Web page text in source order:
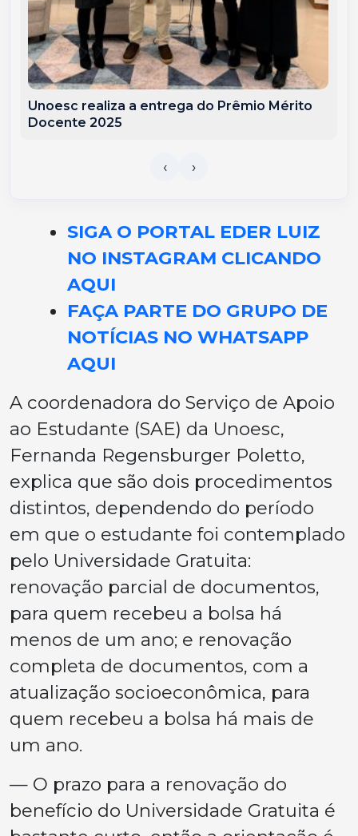
Unoesc realiza a entrega do Prêmio Mérito
Docente 2025
SIGA O PORTAL EDER LUIZ
NO INSTAGRAM CLICANDO
AQUI
FAÇA PARTE DO GRUPO DE
NOTÍCIAS NO WHATSAPP
AQUI
A coordenadora do Serviço de Apoio
ao Estudante (SAE) da Unoesc,
Fernanda Regensburger Poletto,
explica que são dois procedimentos
distintos, dependendo do período
em que o estudante foi contemplado
pelo Universidade Gratuita:
renovação parcial de documentos,
para quem recebeu a bolsa há
menos de um ano; e renovação
completa de documentos, com a
atualização socioeconômica, para
quem recebeu a bolsa há mais de
um ano.
— O prazo para a renovação do
benefício do Universidade Gratuita é